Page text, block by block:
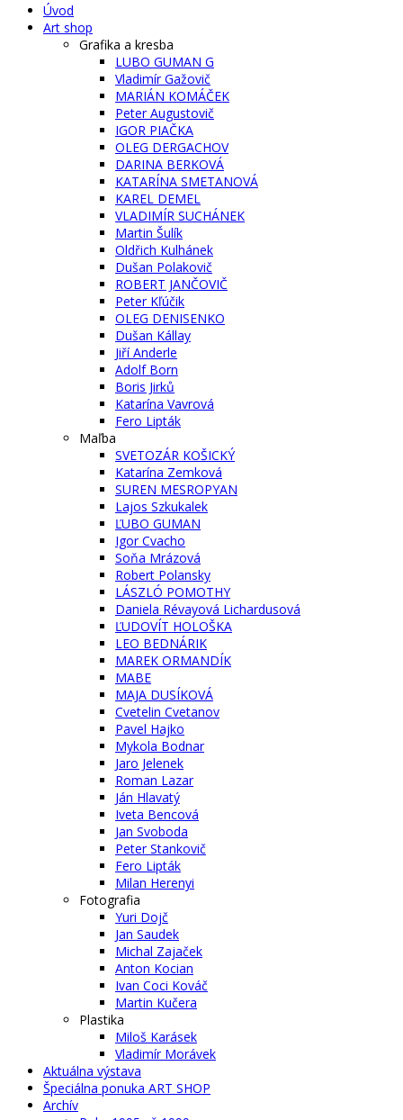
Úvod
Art shop
Grafika a kresba
LUBO GUMAN G
Vladimír Gažovič
MARIÁN KOMÁČEK
Peter Augustovič
IGOR PIAČKA
OLEG DERGACHOV
DARINA BERKOVÁ
KATARÍNA SMETANOVÁ
KAREL DEMEL
VLADIMÍR SUCHÁNEK
Martin Šulík
Oldřich Kulhánek
Dušan Polakovič
ROBERT JANČOVIČ
Peter Kľúčik
OLEG DENISENKO
Dušan Kállay
Jiří Anderle
Adolf Born
Boris Jirků
Katarína Vavrová
Fero Lipták
Maľba
SVETOZÁR KOŠICKÝ
Katarína Zemková
SUREN MESROPYAN
Lajos Szkukalek
ĽUBO GUMAN
Igor Cvacho
Soňa Mrázová
Robert Polansky
LÁSZLÓ POMOTHY
Daniela Révayová Lichardusová
ĽUDOVÍT HOLOŠKA
LEO BEDNÁRIK
MAREK ORMANDÍK
MABE
MAJA DUSÍKOVÁ
Cvetelin Cvetanov
Pavel Hajko
Mykola Bodnar
Jaro Jelenek
Roman Lazar
Ján Hlavatý
Iveta Bencová
Jan Svoboda
Peter Stankovič
Fero Lipták
Milan Herenyi
Fotografia
Yuri Dojč
Jan Saudek
Michal Zajaček
Anton Kocian
Ivan Coci Kováč
Martin Kučera
Plastika
Miloš Karásek
Vladimír Morávek
Aktuálna výstava
Špeciálna ponuka ART SHOP
Archív